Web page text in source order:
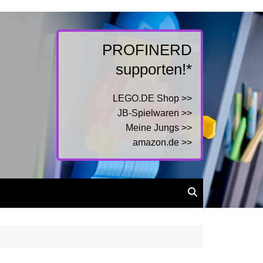
PROFINERD
supporten!*
LEGO.DE Shop >>
JB-Spielwaren >>
Meine Jungs >>
amazon.de >>